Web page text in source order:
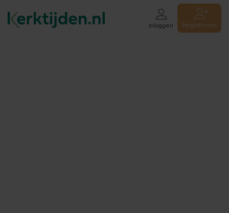
Inloggen Registreren